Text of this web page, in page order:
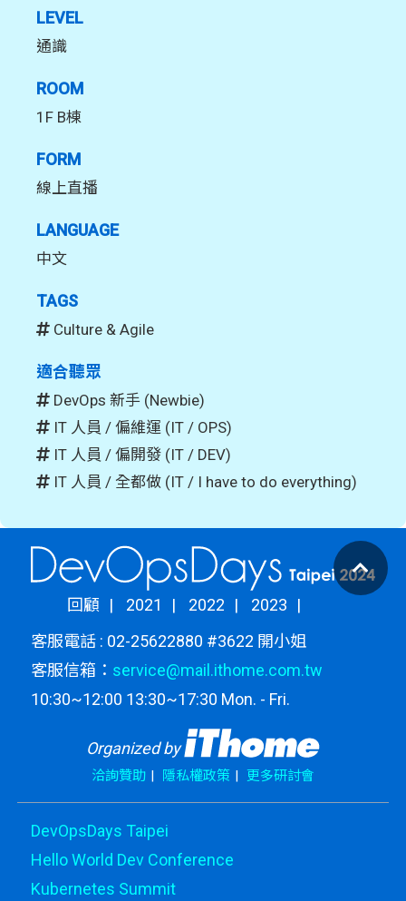
LEVEL
通識
ROOM
1F B棟
FORM
線上直播
LANGUAGE
中文
TAGS
Culture & Agile
適合聽眾
DevOps 新手 (Newbie)
IT 人員 / 偏維運 (IT / OPS)
IT 人員 / 偏開發 (IT / DEV)
IT 人員 / 全都做 (IT / I have to do everything)
回顧 2021 2022
2023
客服電話 : 02-25622880 #3622 開小姐
客服信箱： service@mail.ithome.com.tw
10:30~12:00 13:30~17:30 Mon. - Fri.
Organized by
洽詢贊助 隱私權政策 更多研討會
DevOpsDays Taipei
Hello World Dev Conference
Kubernetes Summit